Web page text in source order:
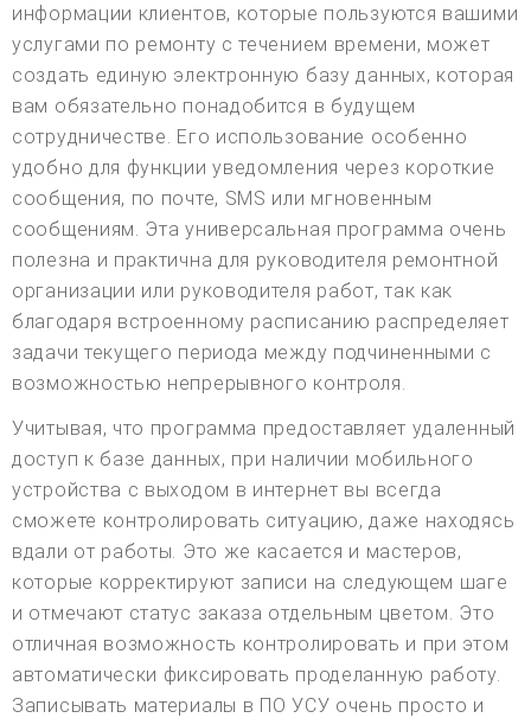
информации клиентов, которые пользуются вашими
услугами по ремонту с течением времени, может
создать единую электронную базу данных, которая
вам обязательно понадобится в будущем
сотрудничестве. Его использование особенно
удобно для функции уведомления через короткие
сообщения, по почте, SMS или мгновенным
сообщениям. Эта универсальная программа очень
полезна и практична для руководителя ремонтной
организации или руководителя работ, так как
благодаря встроенному расписанию распределяет
задачи текущего периода между подчиненными с
возможностью непрерывного контроля.
Учитывая, что программа предоставляет удаленный
доступ к базе данных, при наличии мобильного
устройства с выходом в интернет вы всегда
сможете контролировать ситуацию, даже находясь
вдали от работы. Это же касается и мастеров,
которые корректируют записи на следующем шаге
и отмечают статус заказа отдельным цветом. Это
отличная возможность контролировать и при этом
автоматически фиксировать проделанную работу.
Записывать материалы в ПО УСУ очень просто и